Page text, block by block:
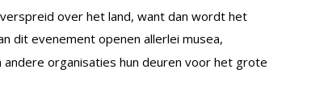
over het land, want dan wordt het
dit evenement openen allerlei musea,
organisaties hun deuren voor het grote